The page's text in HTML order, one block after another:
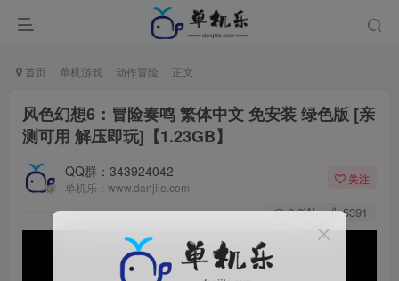
首页 单机游戏 动作冒险 正文
风色幻想6：冒险奏鸣 繁体中文 免安装 绿色版 [亲
测可用 解压即玩]【1.23GB】
QQ群：343924042
单机乐：www.danjile.com
关注
2.2W+ 5391